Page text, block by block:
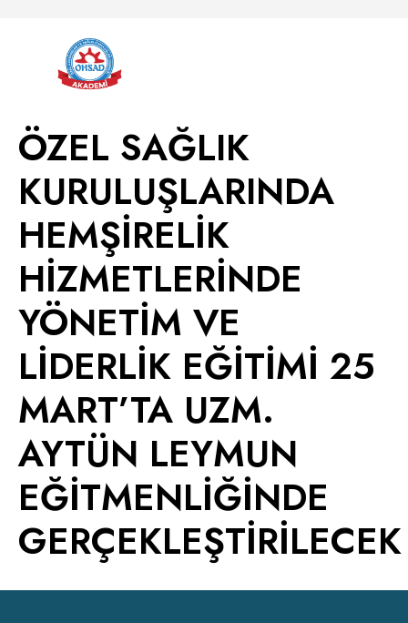
ÖZEL SAĞLIK
KURULUŞLARINDA
HEMŞİRELİK
HİZMETLERİNDE
YÖNETİM VE
LİDERLİK EĞİTİMİ 25
MART’TA UZM.
AYTÜN LEYMUN
EĞİTMENLİĞİNDE
GERÇEKLEŞTİRİLECEK